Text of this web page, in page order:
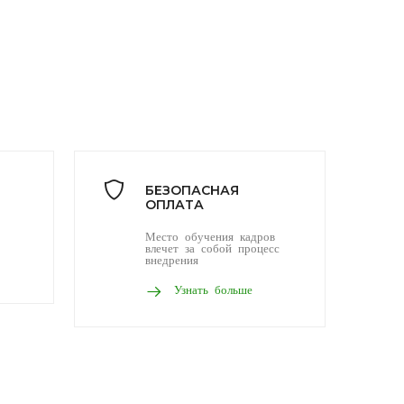
БЕЗОПАСНАЯ
ОПЛАТА
Место обучения кадров
влечет за собой процесс
внедрения
Узнать больше